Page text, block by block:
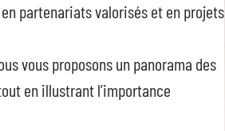
partenariats valorisés et en projets
vous proposons un panorama des
en illustrant l’importance